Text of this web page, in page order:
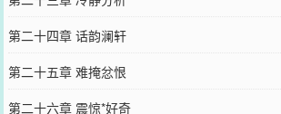
第二十四章 话韵澜轩
第二十五章 难掩忿恨
第二十六章 震惊*好奇